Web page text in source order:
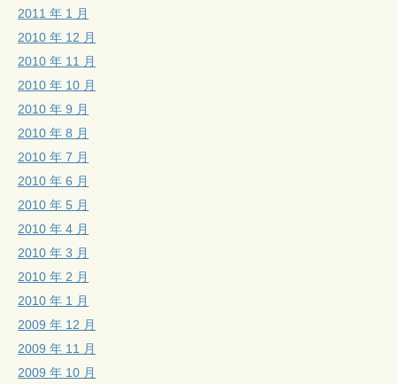
2011 年 1 月
2010 年 12 月
2010 年 11 月
2010 年 10 月
2010 年 9 月
2010 年 8 月
2010 年 7 月
2010 年 6 月
2010 年 5 月
2010 年 4 月
2010 年 3 月
2010 年 2 月
2010 年 1 月
2009 年 12 月
2009 年 11 月
2009 年 10 月